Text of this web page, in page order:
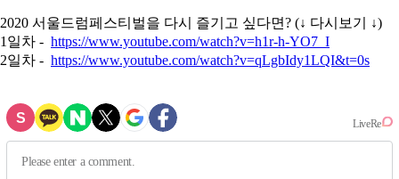
2020 서울드럼페스티벌을 다시 즐기고 싶다면? (↓ 다시보기 ↓)
1일차 - https://www.youtube.com/watch?v=h1r-h-YO7_I
2일차 - https://www.youtube.com/watch?v=qLgbIdy1LQI&t=0s